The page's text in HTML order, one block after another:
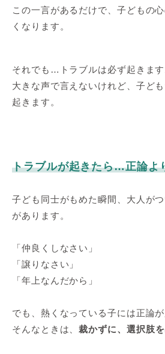
この一言があるだけで、子どもの
くなります。
それでも…トラブルは必ず起きます
大きな声で言えないけれど、子ど
起きます。
トラブルが起きたら…正論よ
子ども同士がもめた瞬間、大人が
があります。
「仲良くしなさい」
「譲りなさい」
「年上なんだから」
でも、熱くなっている子には正論が
そんなときは、裁かずに、選択肢